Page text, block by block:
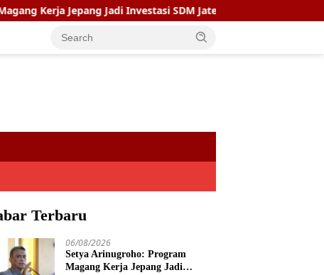
Jepang Jadi Investasi SDM Jateng
Terbaru
06/08/2026
Setya Arinugroho: Program
Magang Kerja Jepang Jadi